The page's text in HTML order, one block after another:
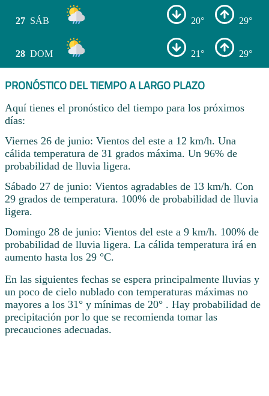
27 SÁB 20° 29°
28 DOM 21° 29°
PRONÓSTICO DEL TIEMPO A LARGO PLAZO
Aquí tienes el pronóstico del tiempo para los próximos
días:
Viernes 26 de junio: Vientos del este a 12 km/h. Una
cálida temperatura de 31 grados máxima. Un 96% de
probabilidad de lluvia ligera.
Sábado 27 de junio: Vientos agradables de 13 km/h. Con
29 grados de temperatura. 100% de probabilidad de lluvia
ligera.
Domingo 28 de junio: Vientos del este a 9 km/h. 100% de
probabilidad de lluvia ligera. La cálida temperatura irá en
aumento hasta los 29 °C.
En las siguientes fechas se espera principalmente lluvias y
un poco de cielo nublado con temperaturas máximas no
mayores a los 31° y mínimas de 20° . Hay probabilidad de
precipitación por lo que se recomienda tomar las
precauciones adecuadas.